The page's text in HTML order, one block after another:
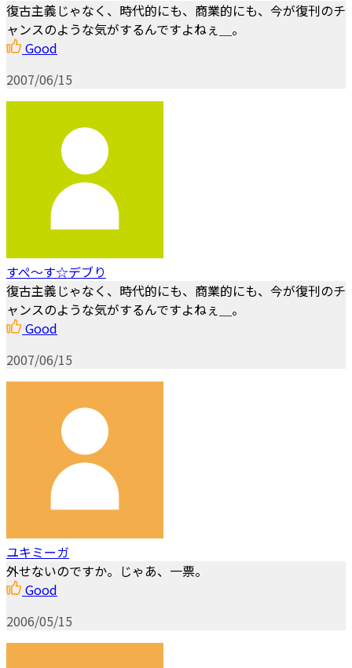
復古主義じゃなく、時代的にも、商業的にも、今が復刊のチ
ャンスのような気がするんですよねぇ＿。
Good
2007/06/15
すぺ～す☆デブり
復古主義じゃなく、時代的にも、商業的にも、今が復刊のチ
ャンスのような気がするんですよねぇ＿。
Good
2007/06/15
ユキミーガ
外せないのですか。じゃあ、一票。
Good
2006/05/15